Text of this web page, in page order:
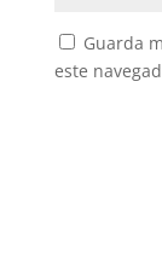
Guarda
este